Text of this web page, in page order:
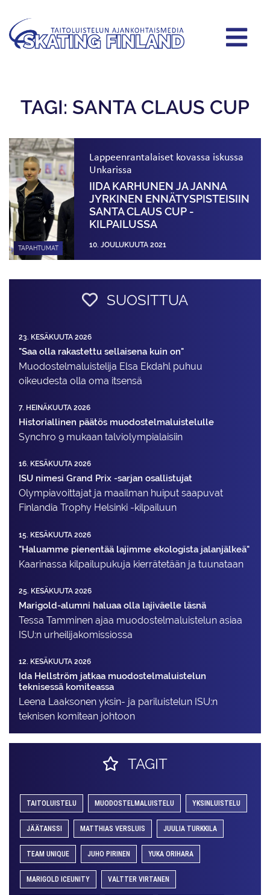
TAGI: SANTA CLAUS CUP
TAPAHTUMAT
Lappeenrantalaiset kovassa iskussa
Unkarissa
IIDA KARHUNEN JA JANNA
JYRKINEN ENNÄTYS­PISTEISIIN
SANTA CLAUS CUP -
KILPAILUSSA
10. JOULUKUUTA 2021
SUOSITTUA
23. KESÄKUUTA 2026
"Saa olla rakastettu sellaisena kuin on"
Muodostelma­luistelija Elsa Ekdahl puhuu
oikeudesta olla oma itsensä
7. HEINÄKUUTA 2026
Historiallinen päätös muodostelmaluistelulle
Synchro 9 mukaan talviolympialaisiin
16. KESÄKUUTA 2026
ISU nimesi Grand Prix -sarjan osallistujat
Olympiavoittajat ja maailman huiput saapuvat
Finlandia Trophy Helsinki -kilpailuun
15. KESÄKUUTA 2026
"Haluamme pienentää lajimme ekologista jalanjälkeä"
Kaarinassa kilpailupukuja kierrätetään ja tuunataan
25. KESÄKUUTA 2026
Marigold-alumni haluaa olla lajiväelle läsnä
Tessa Tamminen ajaa muodostelma­luistelun asiaa
ISU:n urheilija­komissiossa
12. KESÄKUUTA 2026
Ida Hellström jatkaa muodostelmaluistelun
teknisessä komiteassa
Leena Laaksonen yksin- ja pariluistelun ISU:n
teknisen komitean johtoon
TAGIT
TAITOLUISTELU MUODOSTELMALUISTELU YKSINLUISTELU
JÄÄTANSSI MATTHIAS VERSLUIS JUULIA TURKKILA
TEAM UNIQUE JUHO PIRINEN YUKA ORIHARA
MARIGOLD ICEUNITY VALTTER VIRTANEN